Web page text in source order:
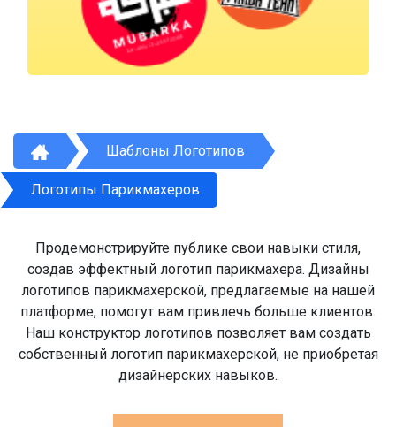
Шаблоны Логотипов
Логотипы Парикмахеров
Продемонстрируйте публике свои навыки стиля,
создав эффектный логотип парикмахера. Дизайны
логотипов парикмахерской, предлагаемые на нашей
платформе, помогут вам привлечь больше клиентов.
Наш конструктор логотипов позволяет вам создать
собственный логотип парикмахерской, не приобретая
дизайнерских навыков.